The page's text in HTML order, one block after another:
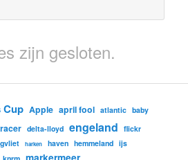
zijn gesloten.
Cup Apple april fool atlantic baby
delta-lloyd engeland flickr
harken haven hemmeland ijs
markermeer